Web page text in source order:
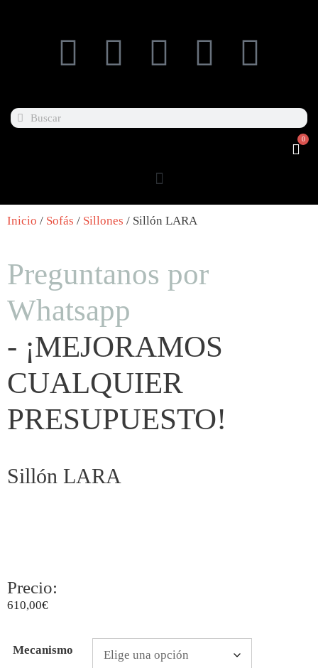
0
Inicio / Sofás / Sillones / Sillón LARA
Preguntanos por
Whatsapp
- ¡MEJORAMOS
CUALQUIER
PRESUPUESTO!
Sillón LARA
Precio:
610,00€
Mecanismo